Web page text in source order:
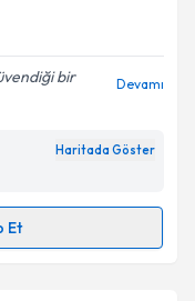
ilişkin
Aydınlatma
belirtilen
bir
Devamı
Haritada Göster
Et